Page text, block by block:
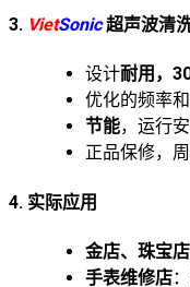
3. VietSonic超声波清
设计耐用，
优化的频率
节能，运行安
正品保修，
4. 实际应用
金店、珠宝店
手表维修店